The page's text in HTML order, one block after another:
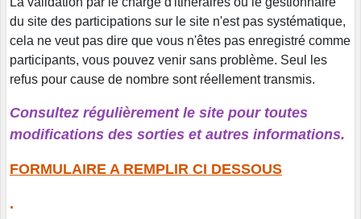
du site des participations sur le site n'est pas systématique,
cela ne veut pas dire que vous n'êtes pas enregistré comme
participants, vous pouvez venir sans problème. Seul les
refus pour cause de nombre sont réellement transmis.
Consultez régulièrement le site pour toutes
modifications des sorties et autres informations.
FORMULAIRE A REMPLIR CI DESSOUS
.